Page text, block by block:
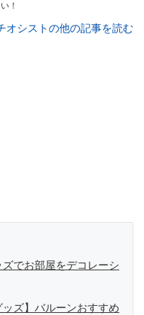
！
オシストの他の記事を読む
でお部屋をデコレーシ
ズ】バルーンおすすめ